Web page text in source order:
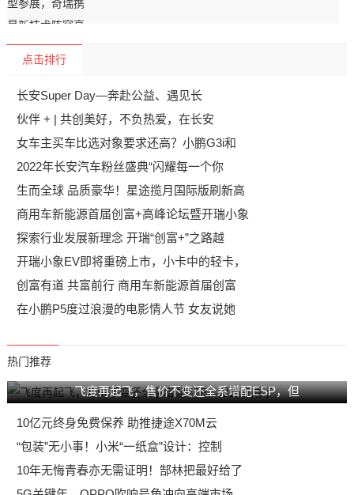
点击排行
长安Super Day—奔赴公益、遇见长
伙伴 + | 共创美好，不负热爱，在长安
女车主买车比选对象要求还高？小鹏G3i和
2022年长安汽车粉丝盛典“闪耀每一个你
生而全球 品质豪华！星途揽月国际版刷新高
商用车新能源首届创富+高峰论坛暨开瑞小象
探索行业发展新理念 开瑞“创富+”之路越
开瑞小象EV即将重磅上市，小卡中的轻卡，
创富有道 共富前行 商用车新能源首届创富
在小鹏P5度过浪漫的电影情人节 女友说她
热门推荐
飞度再起飞，售价不变还全系增配ESP，但
10亿元终身免费保养 助推捷途X70M云
“包装”无小事！小米“一纸盒”设计：控制
10年无悔青春亦无需证明！郜林把最好给了